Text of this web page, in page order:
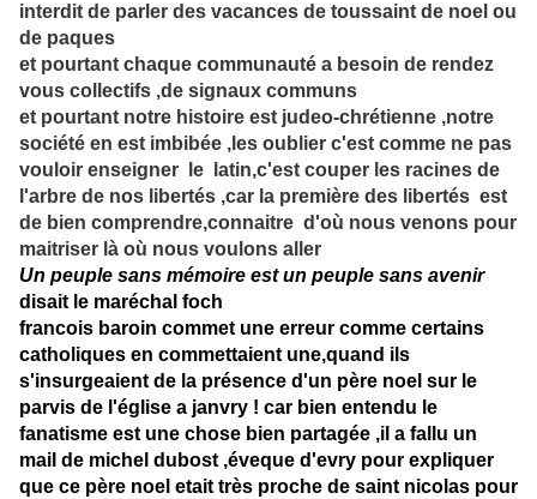
interdit de parler des vacances de toussaint de noel ou
de paques
et pourtant chaque communauté a besoin de rendez
vous collectifs ,de signaux communs
et pourtant notre histoire est judeo-chrétienne ,notre
société en est imbibée ,les oublier c'est comme ne pas
vouloir enseigner le latin,c'est couper les racines de
l'arbre de nos libertés ,car la première des libertés est
de bien comprendre,connaitre d'où nous venons pour
maitriser là où nous voulons aller
Un peuple sans mémoire est un peuple sans avenir
disait le maréchal foch
francois baroin commet une erreur comme certains
catholiques en commettaient une,quand ils
s'insurgeaient de la présence d'un père noel sur le
parvis de l'église a janvry ! car bien entendu le
fanatisme est une chose bien partagée ,il a fallu un
mail de michel dubost ,éveque d'evry pour expliquer
que ce père noel etait très proche de saint nicolas pour